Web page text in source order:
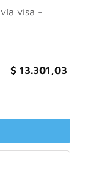
$ 13.301,03.
visa -
$ 13.301,03